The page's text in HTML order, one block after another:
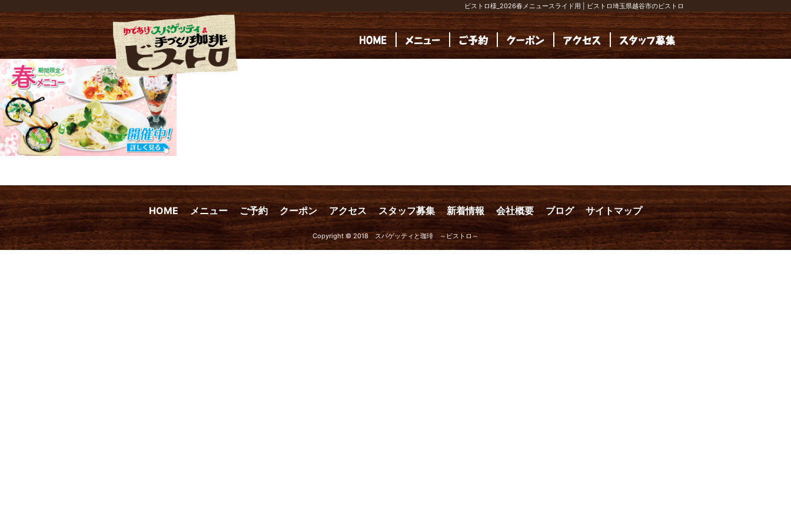
ビストロ様_2026春メニュースライド用 | ビストロ埼玉県越谷市のビストロ
HOME メニュー ご予約 クーポン アクセス スタッフ募集 新着情報 会社概要 ブログ サイトマップ
Copyright © 2018 スパゲッティと珈琲 ～ビストロ～